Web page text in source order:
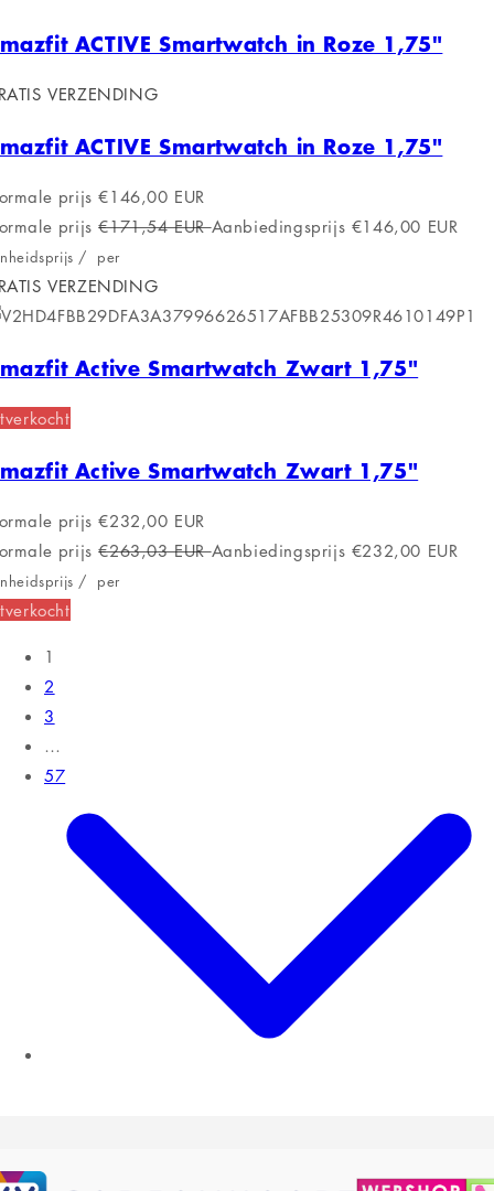
ACTIVE Smartwatch in Roze 1,75"
VERZENDING
ACTIVE Smartwatch in Roze 1,75"
prijs €146,00 EUR
prijs €171,54 EURAanbiedingsprijs €146,00 EUR
/ per
VERZENDING
Active Smartwatch Zwart 1,75"
Active Smartwatch Zwart 1,75"
prijs €232,00 EUR
prijs €263,03 EURAanbiedingsprijs €232,00 EUR
/ per
1
2
3
…
57